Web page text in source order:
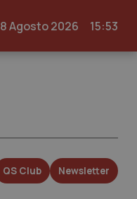
8 Agosto 2026 15:53
QS Club Newsletter